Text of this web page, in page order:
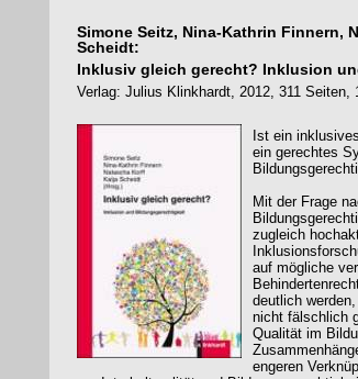
Simone Seitz, Nina-Kathrin Finnern,
Scheidt:
Inklusiv gleich gerecht? Inklusion
Verlag: Julius Klinkhardt, 2012, 311 Seiten,
Ist ein
ein gerechtes
Mit der Frage
zugleich
auf mögliche
deutlich
nicht fälschlich
Qualität im
engeren